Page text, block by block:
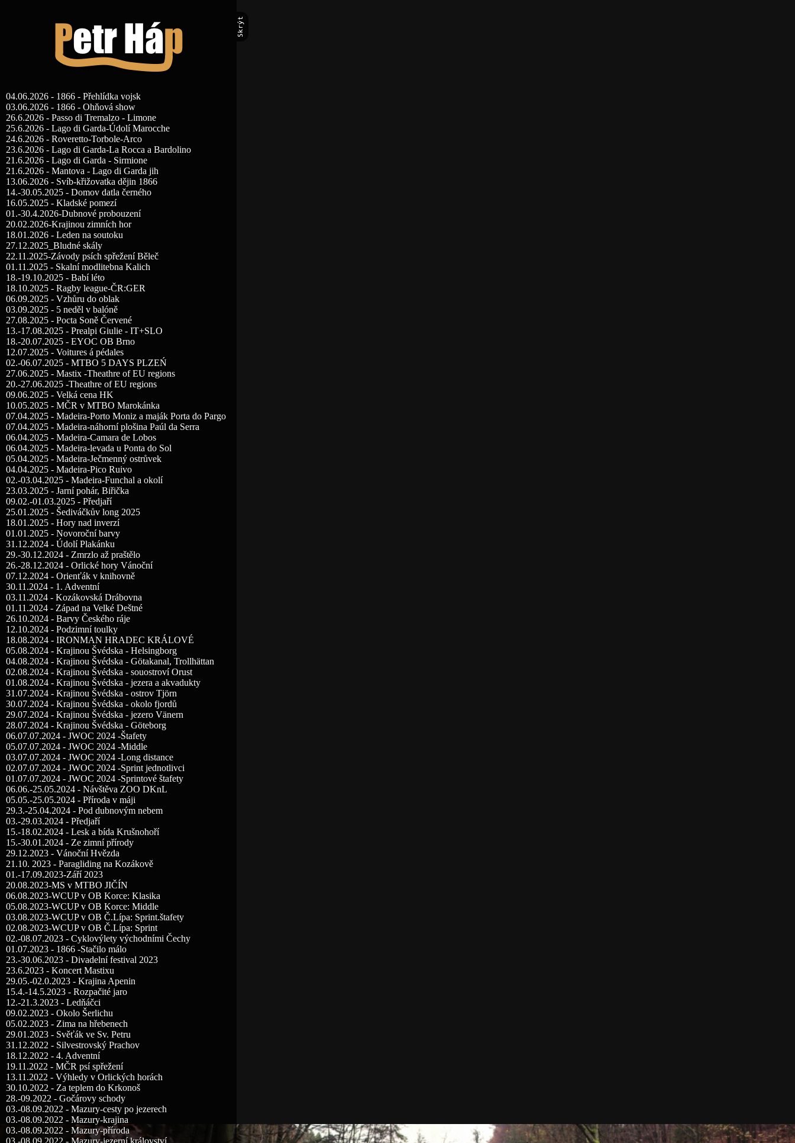
04.06.2026 - 1866 - Přehlídka vojsk
03.06.2026 - 1866 - Ohňová show
26.6.2026 - Passo di Tremalzo - Limone
25.6.2026 - Lago di Garda-Údolí Marocche
24.6.2026 - Roveretto-Torbole-Arco
23.6.2026 - Lago di Garda-La Rocca a Bardolino
21.6.2026 - Lago di Garda - Sirmione
21.6.2026 - Mantova - Lago di Garda jih
13.06.2026 - Svíb-křižovatka dějin 1866
14.-30.05.2025 - Domov datla černého
16.05.2025 - Kladské pomezí
01.-30.4.2026-Dubnové probouzení
20.02.2026-Krajinou zimních hor
18.01.2026 - Leden na soutoku
27.12.2025_Bludné skály
22.11.2025-Závody psích spřežení Běleč
01.11.2025 - Skalní modlitebna Kalich
18.-19.10.2025 - Babí léto
18.10.2025 - Ragby league-ČR:GER
06.09.2025 - Vzhůru do oblak
03.09.2025 - 5 neděl v balóně
27.08.2025 - Pocta Soně Červené
13.-17.08.2025 - Prealpi Giulie - IT+SLO
18.-20.07.2025 - EYOC OB Brno
12.07.2025 - Voitures á pédales
02.-06.07.2025 - MTBO 5 DAYS PLZEŃ
27.06.2025 - Mastix -Theathre of EU regions
20.-27.06.2025 -Theathre of EU regions
09.06.2025 - Velká cena HK
10.05.2025 - MČR v MTBO Marokánka
07.04.2025 - Madeira-Porto Moniz a maják Porta do Pargo
07.04.2025 - Madeira-náhorní plošina Paúl da Serra
06.04.2025 - Madeira-Camara de Lobos
06.04.2025 - Madeira-levada u Ponta do Sol
05.04.2025 - Madeira-Ječmenný ostrůvek
04.04.2025 - Madeira-Pico Ruivo
02.-03.04.2025 - Madeira-Funchal a okolí
23.03.2025 - Jarní pohár, Biřička
09.02.-01.03.2025 - Předjaří
25.01.2025 - Šediváčkův long 2025
18.01.2025 - Hory nad inverzí
01.01.2025 - Novoroční barvy
31.12.2024 - Údolí Plakánku
29.-30.12.2024 - Zmrzlo až praštělo
26.-28.12.2024 - Orlické hory Vánoční
07.12.2024 - Orienťák v knihovně
30.11.2024 - 1. Adventní
03.11.2024 - Kozákovská Drábovna
01.11.2024 - Západ na Velké Deštné
26.10.2024 - Barvy Českého ráje
12.10.2024 - Podzimní toulky
18.08.2024 - IRONMAN HRADEC KRÁLOVÉ
05.08.2024 - Krajinou Švédska - Helsingborg
04.08.2024 - Krajinou Švédska - Götakanal, Trollhättan
02.08.2024 - Krajinou Švédska - souostroví Orust
01.08.2024 - Krajinou Švédska - jezera a akvadukty
31.07.2024 - Krajinou Švédska - ostrov Tjörn
30.07.2024 - Krajinou Švédska - okolo fjordů
29.07.2024 - Krajinou Švédska - jezero Vänern
28.07.2024 - Krajinou Švédska - Göteborg
06.07.07.2024 - JWOC 2024 -Štafety
05.07.07.2024 - JWOC 2024 -Middle
03.07.07.2024 - JWOC 2024 -Long distance
02.07.07.2024 - JWOC 2024 -Sprint jednotlivci
01.07.07.2024 - JWOC 2024 -Sprintové štafety
06.06.-25.05.2024 - Návštěva ZOO DKnL
05.05.-25.05.2024 - Příroda v máji
29.3.-25.04.2024 - Pod dubnovým nebem
03.-29.03.2024 - Předjaří
15.-18.02.2024 - Lesk a bída Krušnohoří
15.-30.01.2024 - Ze zimní přírody
29.12.2023 - Vánoční Hvězda
21.10. 2023 - Paragliding na Kozákově
01.-17.09.2023-Září 2023
20.08.2023-MS v MTBO JIČÍN
06.08.2023-WCUP v OB Korce: Klasika
05.08.2023-WCUP v OB Korce: Middle
03.08.2023-WCUP v OB Č.Lípa: Sprint.štafety
02.08.2023-WCUP v OB Č.Lípa: Sprint
02.-08.07.2023 - Cyklovýlety východními Čechy
01.07.2023 - 1866 -Stačilo málo
23.-30.06.2023 - Divadelní festival 2023
23.6.2023 - Koncert Mastixu
29.05.-02.0.2023 - Krajina Apenin
15.4.-14.5.2023 - Rozpačité jaro
12.-21.3.2023 - Ledňáčci
09.02.2023 - Okolo Šerlichu
05.02.2023 - Zima na hřebenech
29.01.2023 - Svěťák ve Sv. Petru
31.12.2022 - Silvestrovský Prachov
18.12.2022 - 4. Adventní
19.11.2022 - MČR psí spřežení
13.11.2022 - Výhledy v Orlických horách
30.10.2022 - Za teplem do Krkonoš
28.-09.2022 - Gočárovy schody
03.-08.09.2022 - Mazury-cesty po jezerech
03.-08.09.2022 - Mazury-krajina
03.-08.09.2022 - Mazury-příroda
03.-08.09.2022 - Mazury-jezerní království